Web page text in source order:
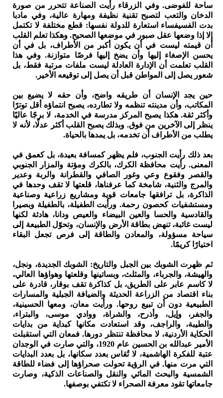
ساحة للفوضى. وفي الزرقاء رأيت الصناعة تتحرر من صورة
الدخان والتعب لتصبح تقنية نظيفة ومهارة عالية، وفي مادبا
بدت الفسيفساء استعارة للدولة نفسها: قطع مختلفة لا تكتمل
إلا إذا وضعها عقل صبور في موضعها الصحيح. وهكذا تعلم القلب
أن قيمته ليست في أن يكون أكبر من الأطراف، بل في أن
يحسن الإصغاء إليها وأن يضخ إليها فرصًا متوازنة. وفي هذا
القلب تعلمت أن الإدارة العادلة ليست ملفات مرتبة فقط، بل
شعور يصل إلى المواطن قبل أن يصل إلى توقيعه الأخير.
حين يجد الإنسان أن طريقه واضح، وأن حقه لا يضيع بين
المكاتب، وأن مدينته تنظمه ولا تطارده، يصبح انتماؤه أقل توترًا
وأكثر ثقة. هكذا يصبح المركز مدرسة في الخدمة، لا برجًا عاليًا
ينظر إلى الآخرين من فوق. وبذلك يصبح القلب أكثر عدلًا، لأنه لا
يطلب من الأطراف أن تخدمه، بل يمدها بالحياة.
بعد ذلك رأيت الجنوب، فلم يظهر كمسافة بعيدة، بل كعمق في
المعنى. رأيت محافظة الكرك، بالكرك ومؤتة والمزار الجنوبي
والقصر وفقوع وعي وغور الصافي والقطرانة والربة وعدير
والمرج والثنية، شامخة كما عرفناها، قلعتها لا تقف وحدها في
الذاكرة، بل ترافقها جامعات قوية ومشاريع زراعية وصناعية
ومستشفيات كحصون رحمة. ورأيت الطفيلة، بالطفيلة وبصيرا
والقادسية والحسا والعين البيضاء والعيص ودانا، هادئة لكنها
ليست غائبة، تنهض بطاقة الأرض والإنسان، وتحوّل الطبيعة إلى
سياحة مسؤولة، والمعادن والطاقة إلى فرص تجعل البقاء
اختيارًا كريمًا.
ثم ظهرت الشوبك بين الجبل والتاريخ: الشوبك الجديدة، ونجل،
والهيشة، والجرباء، والمثلث، وبساتينها وقلعتها وهواؤها العالي،
لا كاسم عابر على الطريق، بل كذاكرة تقف بوقار، قادرة على
بناء اقتصاد من الزراعة الحديثة والضيافة الجبلية والمسارات
الطبيعية دون أن تبيع روحها. ورأيت معان، ومعها الحسينية،
والجفر، وإيل، وأذرح، والشراة، ووادي موسى، والبتراء،
والطيبة، والراجف، وقد استعادت مكانها كبداية من بدايات
الحكاية الأردنية، لا محافظة تنتظر دورها. فمعان التي استقبلت
الأمير عبدالله بن الحسين عام 1920، والتي صارت في الوجدان
عتبة للفكرة الهاشمية، لا تُقاس بعدد سكانها، بل بعدد البدايات
التي مرت منها. في الرؤية تحولت صحراؤها إلى فضاء للطاقة
الشمسية والبحث المائي والنقل والصناعات الذكية، وصارت
جامعاتها تقود معرفة الصحراء لا تكتفي بوصفها.